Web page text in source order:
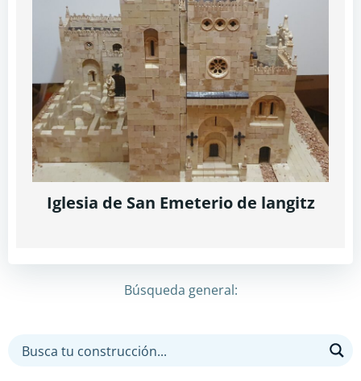
Iglesia de San Emeterio de langitz
Búsqueda general: